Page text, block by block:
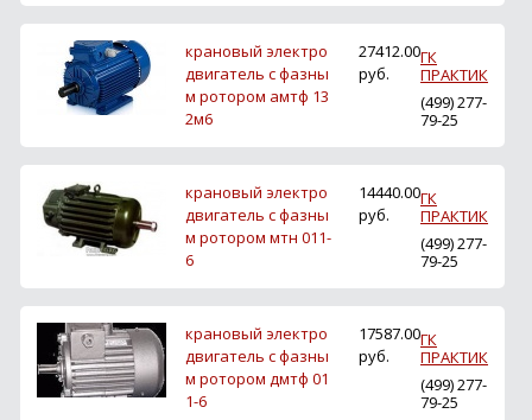
крановый электро
двигатель с фазны
м ротором амтф 13
2м6
27412.00
руб.
ГК
ПРАКТИК
(499) 277-
79-25
крановый электро
двигатель с фазны
м ротором мтн 011-
6
14440.00
руб.
ГК
ПРАКТИК
(499) 277-
79-25
крановый электро
двигатель с фазны
м ротором дмтф 01
1-6
17587.00
руб.
ГК
ПРАКТИК
(499) 277-
79-25